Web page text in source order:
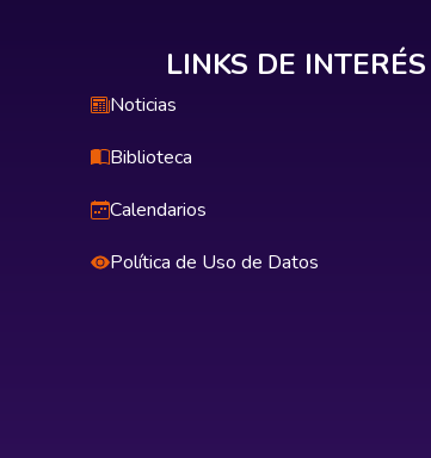
LINKS DE INTERÉS
Noticias
Biblioteca
Calendarios
Política de Uso de Datos